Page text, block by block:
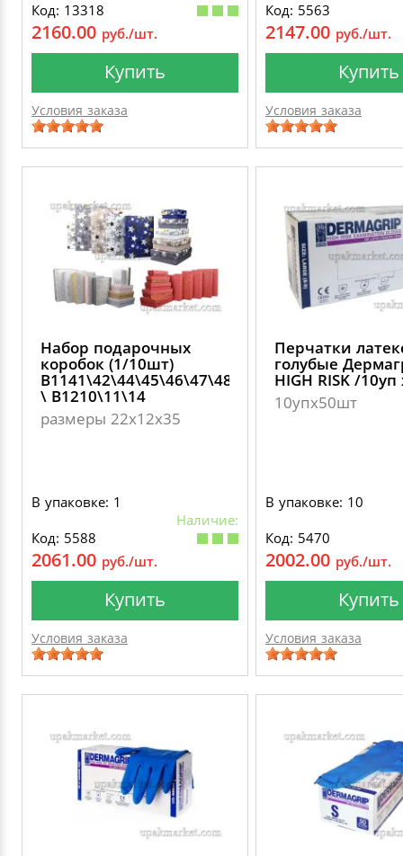
Код: 13318
2160.00 руб./шт.
Купить
Условия заказа
Код: 5563
2147.00 руб./шт.
Купить
Условия заказа
Набор подарочных
коробок (1/10шт)
B1141\42\44\45\46\47\48
\ В1210\11\14
размеры 22х12х35
В упаковке: 1
Наличие:
Код: 5588
2061.00 руб./шт.
Купить
Условия заказа
Перчатки
голубые
HIGH RISK /
10упх50шт
В упаковке: 10
Код: 5470
2002.00 руб./шт.
Купить
Условия заказа